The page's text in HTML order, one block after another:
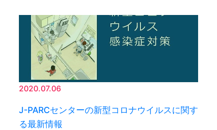
2020.07.06
J-PARCセンターの新型コロナウイルスに関す
る最新情報